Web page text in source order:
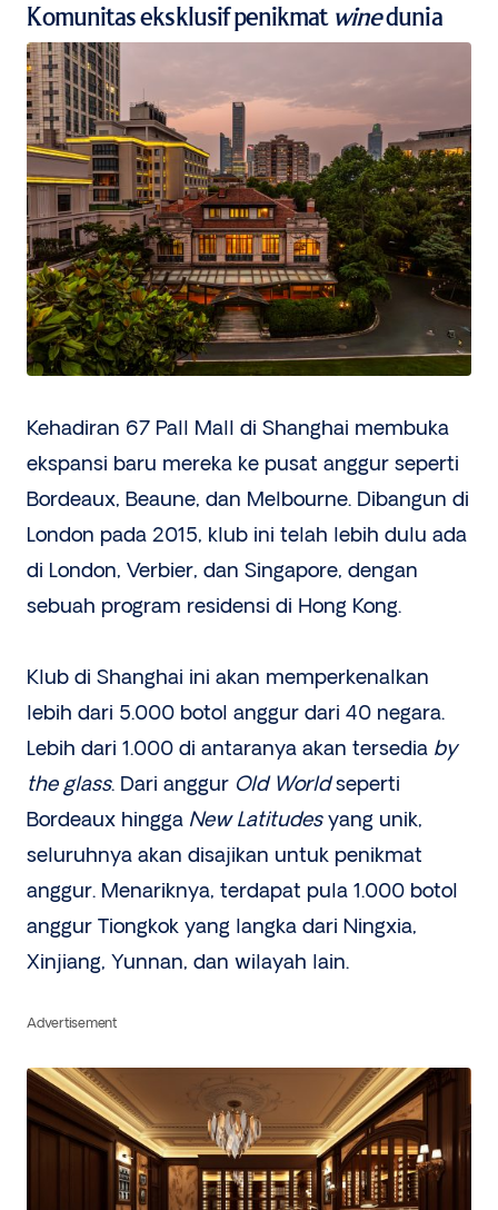
Komunitas eksklusif penikmat winedunia
Kehadiran 67 Pall Mall di Shanghai membuka
ekspansi baru mereka ke pusat anggur seperti
Bordeaux, Beaune, dan Melbourne. Dibangun di
London pada 2015, klub ini telah lebih dulu ada
di London, Verbier, dan Singapore, dengan
sebuah program residensi di Hong Kong.
Klub di Shanghai ini akan memperkenalkan
lebih dari 5.000 botol anggur dari 40 negara.
Lebih dari 1.000 di antaranya akan tersedia by
the glass. Dari anggur Old Worldseperti
Bordeaux hingga New Latitudesyang unik,
seluruhnya akan disajikan untuk penikmat
anggur. Menariknya, terdapat pula 1.000 botol
anggur Tiongkok yang langka dari Ningxia,
Xinjiang, Yunnan, dan wilayah lain.
Advertisement